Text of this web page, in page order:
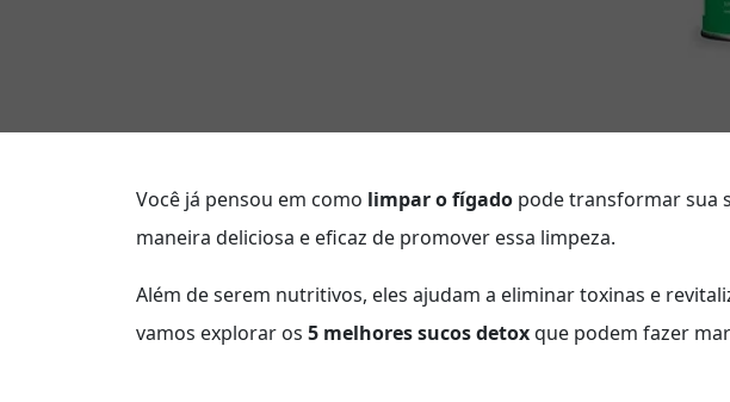
Você já pensou em como limpar o fígado pode transformar sua
maneira deliciosa e eficaz de promover essa limpeza.
Além de serem nutritivos, eles ajudam a eliminar toxinas e
vamos explorar os 5 melhores sucos detoxque podem fazer